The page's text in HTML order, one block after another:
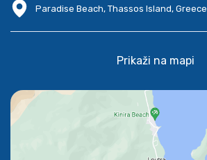
Paradise Beach, Thassos Island, Greece
Prikaži na mapi